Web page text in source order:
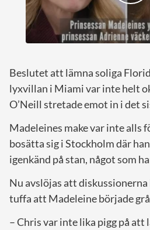
Beslutet att lämna soliga
lyxvillan i Miami var inte helt
O’Neill stretade emot in i det
Madeleines make var inte alls
bosätta sig i Stockholm där
igenkänd på stan, något som
Nu avslöjas att
tuffa att Madeleine började
– Chris var inte lika pigg på att